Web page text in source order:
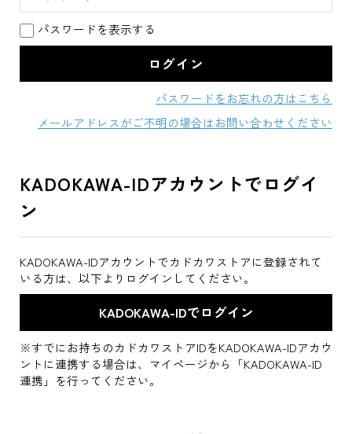
パスワードを表示する
パスワードをお忘れの方はこちら
メールアドレスがご不明の場合はお問い合わせください
KADOKAWA-IDアカウントでログイ
ン
KADOKAWA-IDアカウントでカドカワストアに登録されて
いる方は、以下よりログインしてください。
※すでにお持ちのカドカワストアIDをKADOKAWA-IDアカウ
ントに連携する場合は、マイページから「KADOKAWA-ID
連携」を行ってください。